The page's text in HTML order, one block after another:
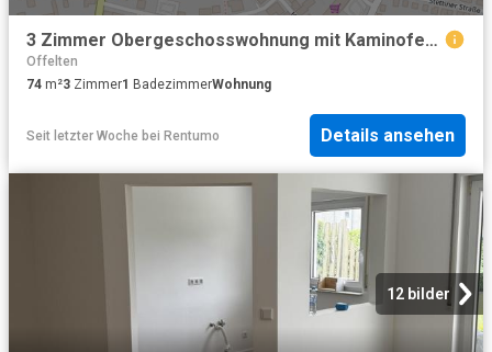
3 Zimmer Obergeschosswohnung mit Kaminofen und Tageslichtbad
Offelten
74 m²3 Zimmer1 BadezimmerWohnung
Seit letzter Woche bei Rentumo Details ansehen
12 bilder